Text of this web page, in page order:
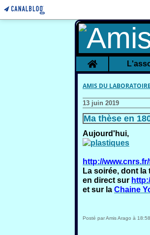
Home
AMIS DU
13 juin 2019
Ma thèse en
Aujourd'hui,
http://
La soirée, dont
en direct sur
et sur la Chaine
Posté par Amis Arago à